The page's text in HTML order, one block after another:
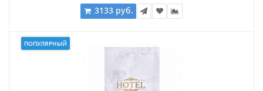
3133 руб.
ПОПУЛЯРНЫЙ